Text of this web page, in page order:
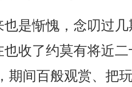
也是惭愧，念叨过
也收了约莫有将近
期间百般观赏、把